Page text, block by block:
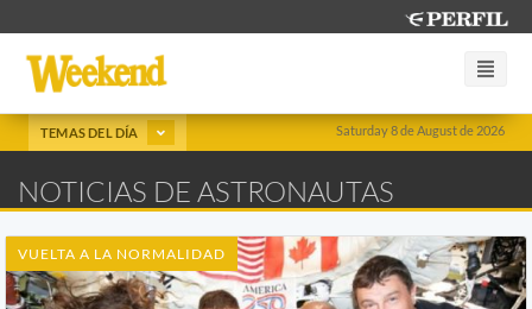
Saturday 8 de August de 2026
TEMAS DEL DÍA
NOTICIAS DE ASTRONAUTAS
VUELTA A LA NORMALIDAD